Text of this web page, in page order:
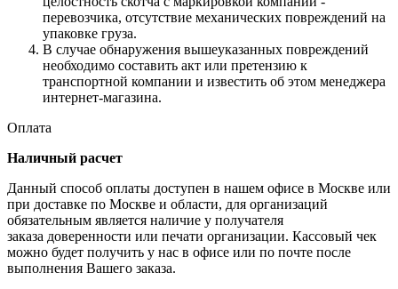
перевозчика, отсутствие механических повреждений на
упаковке груза.
В случае обнаружения вышеуказанных повреждений
необходимо составить акт или претензию к
транспортной компании и известить об этом менеджера
интернет-магазина.
Оплата
Наличный расчет
Данный способ оплаты доступен в нашем офисе в Москве или
при доставке по Москве и области, для организаций
обязательным является наличие у получателя
заказа доверенности или печати организации. Кассовый чек
можно будет получить у нас в офисе или по почте после
выполнения Вашего заказа.